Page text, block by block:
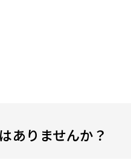
ありませんか？